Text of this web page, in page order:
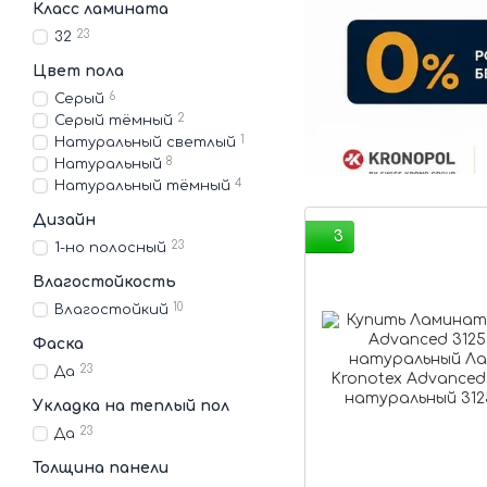
3
Класс ламината
32 23
Цвет пола
Серый 6
Серый тёмный 2
Натуральный светлый 1
Натуральный 8
Натуральный тёмный 4
Дизайн
1-но полосный 23
Влагостойкость
Влагостойкий 10
Фаска
Да 23
Укладка на теплый пол
Да 23
Толщина панели